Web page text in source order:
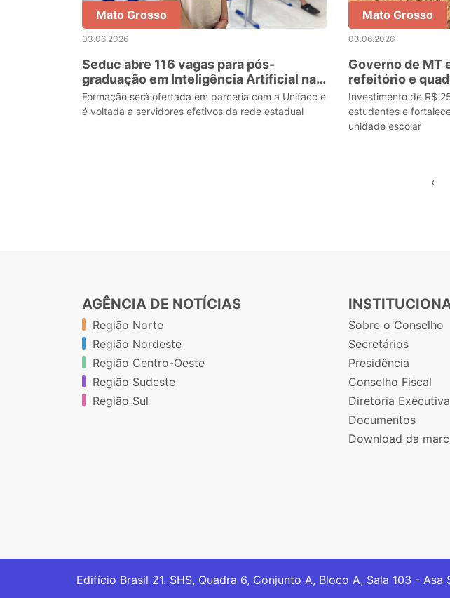
Mato Grosso
03.06.2026
Seduc abre 116 vagas para pós-
graduação em Inteligência Artificial na
Educação
Formação será ofertada em parceria com a Unifacc e
é voltada a servidores efetivos da rede estadual
Mato Grosso
03.06.2026
Governo de MT
refeitório e
Estadual
Melo
Investimento de R$
estudantes e
unidade escolar
‹
AGÊNCIA DE NOTÍCIAS
Região Norte
Região Nordeste
Região Centro-Oeste
Região Sudeste
Região Sul
Sobre o Conselho
Secretários
Presidência
Conselho Fiscal
Diretoria Executiva
Documentos
Download da
Edifício Brasil 21. SHS, Quadra 6, Conjunto A, Bloco A, Sala 103 -